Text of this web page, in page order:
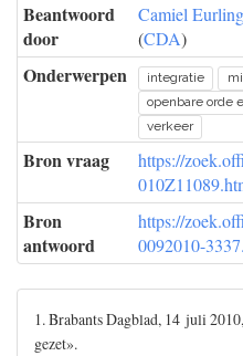
Beantwoord
door
Camiel
(CDA)
Onderwerpen integratie
openbare orde
verkeer
Bron vraag
https://
Bron
antwoord
https://
0092010-
1. Brabants Dagblad, 14 juli
gezet».